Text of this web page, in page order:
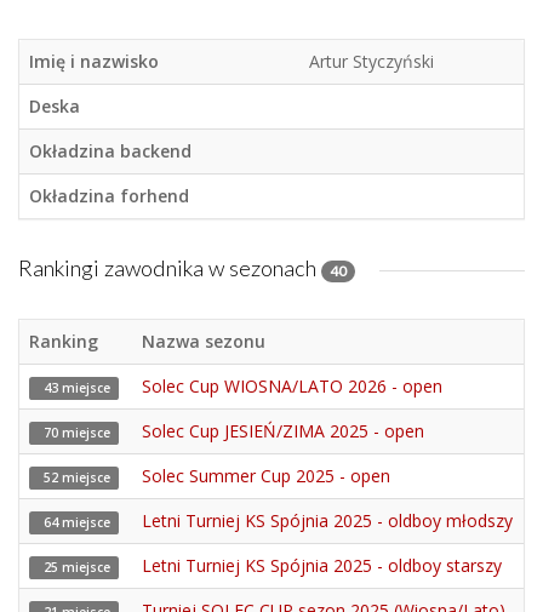
Imię i nazwisko
Artur Styczyński
Deska
Okładzina backend
Okładzina forhend
Rankingi zawodnika w sezonach 40
Ranking Nazwa sezonu
43 miejsce Solec Cup WIOSNA/LATO 2026 - open
70 miejsce Solec Cup JESIEŃ/ZIMA 2025 - open
52 miejsce Solec Summer Cup 2025 - open
64 miejsce Letni Turniej KS Spójnia 2025 - oldboy młodszy
25 miejsce Letni Turniej KS Spójnia 2025 - oldboy starszy